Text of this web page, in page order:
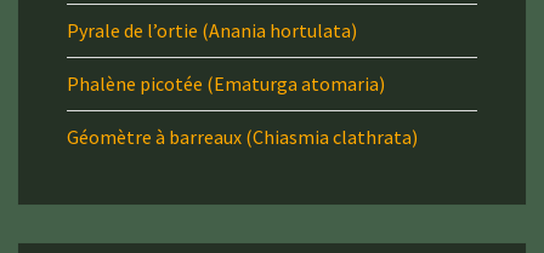
Pyrale de l’ortie (Anania hortulata)
Phalène picotée (Ematurga atomaria)
Géomètre à barreaux (Chiasmia clathrata)